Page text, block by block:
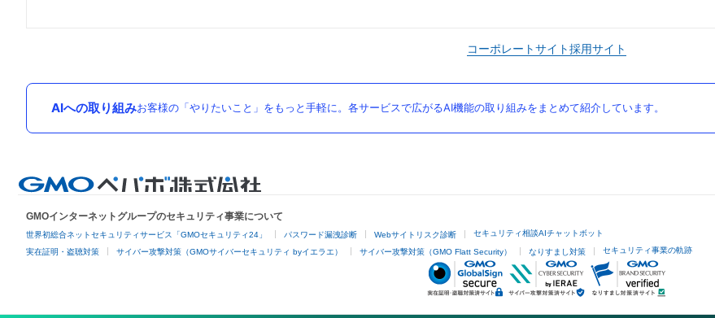
コーポレートサイト採用サイト
AIへの取り組みお客様の「やりたいこと」をもっと手軽に。各サービスで広がるAI機能の取り組みをまとめて紹介しています。
GMOインターネットグループのセキュリティ事業について
世界初総合ネットセキュリティサービス「GMOセキュリティ24」 パスワード漏洩診断 Webサイトリスク診断 セキュリティ相談AIチャットボット
実在証明・盗聴対策 サイバー攻撃対策（GMOサイバーセキュリティ byイエラエ） サイバー攻撃対策（GMO Flatt Security） なりすまし対策 セキュリティ事業の軌跡